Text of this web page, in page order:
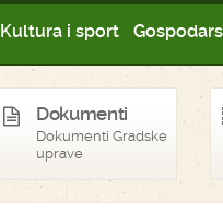
Kultura i sport
Dokumenti
Dokumenti Gradske
uprave